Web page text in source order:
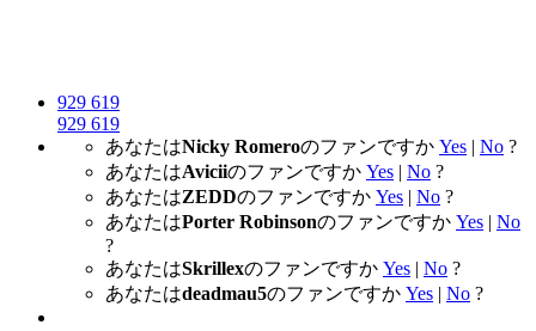
929 619
929 619
あなたはNicky Romeroのファンですか Yes | No ?
あなたはAviciiのファンですか Yes | No ?
あなたはZEDDのファンですか Yes | No ?
あなたはPorter Robinsonのファンですか Yes | No
?
あなたはSkrillexのファンですか Yes | No ?
あなたはdeadmau5のファンですか Yes | No ?